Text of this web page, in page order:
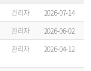
관리자
2026-07-14
관리자
2026-06-02
관리자 2026-04-12